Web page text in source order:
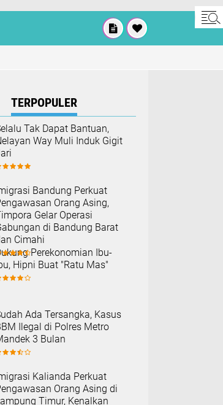
TERPOPULER
Tak Dapat Bantuan,
Way Muli Induk Gigit
Bandung Perkuat
Orang Asing,
Gelar Operasi
di Bandung Barat
Cimahi
Perekonomian Ibu-
Hipni Buat "Ratu Mas"
Ada Tersangka, Kasus
Ilegal di Polres Metro
3 Bulan
Kalianda Perkuat
Orang Asing di
Timur, Kenalkan